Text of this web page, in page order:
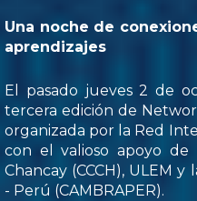
Una noche de
aprendizajes
El pasado jueves 2 de
tercera edición de
organizada por la Red
con el valioso apoyo de
Chancay (CCCH), ULEM y
- Perú (CAMBRAPER).